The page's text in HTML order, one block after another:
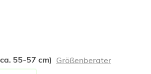
55-57 cm) Größenberater